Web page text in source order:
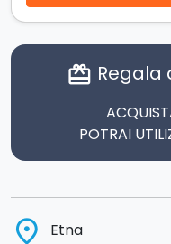
card_giftcard Regala
POTRAI
place Etna